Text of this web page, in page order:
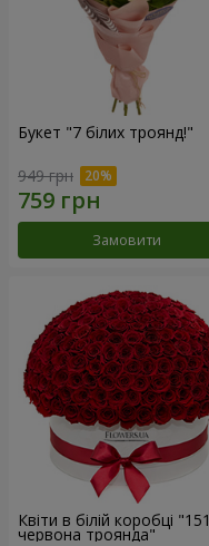
Букет "7 білих троянд!"
949 грн
Замовити
Квіти в білій коробці "151
червона троянда"